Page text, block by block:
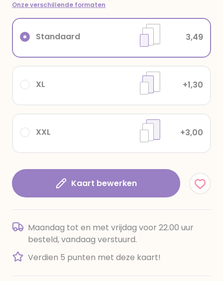
Onze verschillende formaten
XXL +3,00
XL +1,30
Standaard 3,49
Kaart bewerken
Maandag tot en met vrijdag voor 22.00 uur
besteld, vandaag verstuurd.
Verdien 5 punten met deze kaart!